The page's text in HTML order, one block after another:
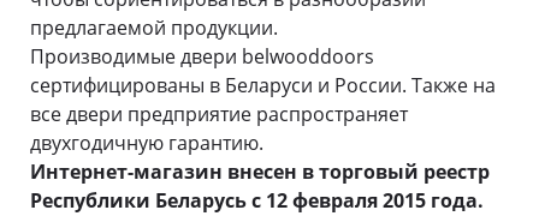
предлагаемой продукции.
Производимые двери belwooddoors
сертифицированы в Беларуси и России. Также на
все двери предприятие распространяет
двухгодичную гарантию.
Интернет-магазин внесен в торговый реестр
Республики Беларусь с 12 февраля 2015 года.